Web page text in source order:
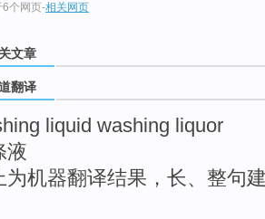
6个网页-相关网页
文章
翻译
liquid washing liquor
液
为机器翻译结果，长、整句